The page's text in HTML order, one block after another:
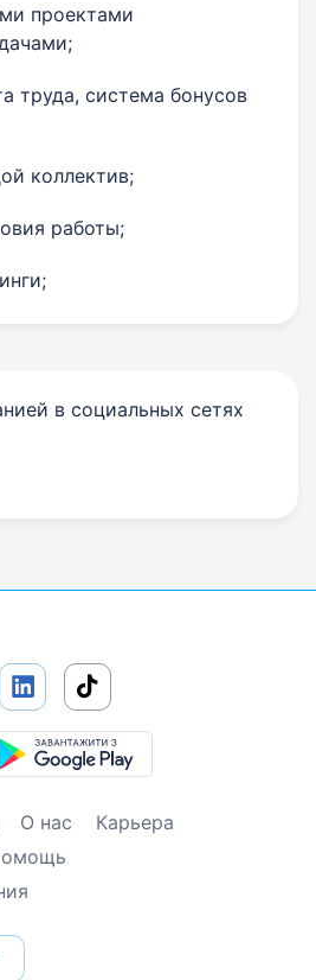
проектами
труда, система бонусов
коллектив;
работы;
в социальных сетях
link
О нас
Карьера